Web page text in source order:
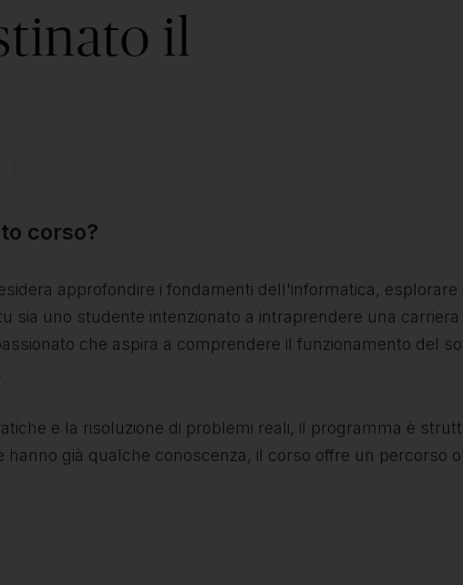
il
corso?
approfondire i fondamenti dell'informatica,
sia uno studente intenzionato a intraprendere una
che aspira a comprendere il funzionamento del
e la risoluzione di problemi reali, il programma è
hanno già qualche conoscenza, il corso offre un percorso